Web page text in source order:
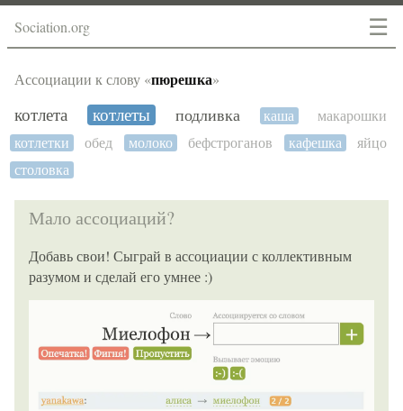
☰
Sociation.org
Ассоциации к слову «пюрешка»
котлета котлеты подливка каша
макарошки
котлетки
обед молоко бефстроганов кафешка
яйцо
столовка
Мало ассоциаций?
Добавь свои! Сыграй в ассоциации с коллективным
разумом и сделай его умнее :)